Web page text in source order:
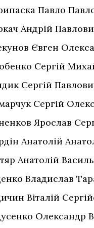
Павло
Андрій
Євген
Сергій
Сергій
Сергій
Ярослав
Анатолій
Анатолій
Владислав
Віталій
Олександр